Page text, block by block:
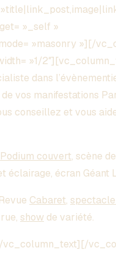
»_self »
»masonry »][/
»1/
dans
de vos manifestations
conseillez et vous
Podium couvert, scène
éclairage, écran Géant
Revue Cabaret,
show de variété.
vc_column_text][/